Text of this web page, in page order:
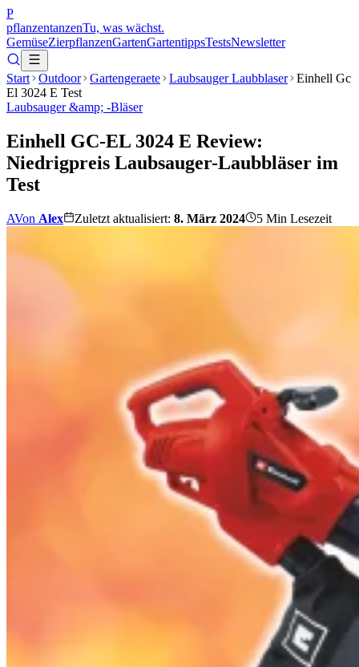
P
pflanzentanzenTu, was wächst.
GemüseZierpflanzenGartenGartentippsTestsNewsletter
Start Outdoor Gartengeraete Laubsauger Laubblaser
Einhell Gc
El 3024 E Test
Laubsauger &amp; -Bläser
Einhell GC-EL 3024 E Review:
Niedrigpreis Laubsauger-Laubbläser im
Test
AVon Alex Zuletzt aktualisiert: 8. März 2024 5 Min Lesezeit